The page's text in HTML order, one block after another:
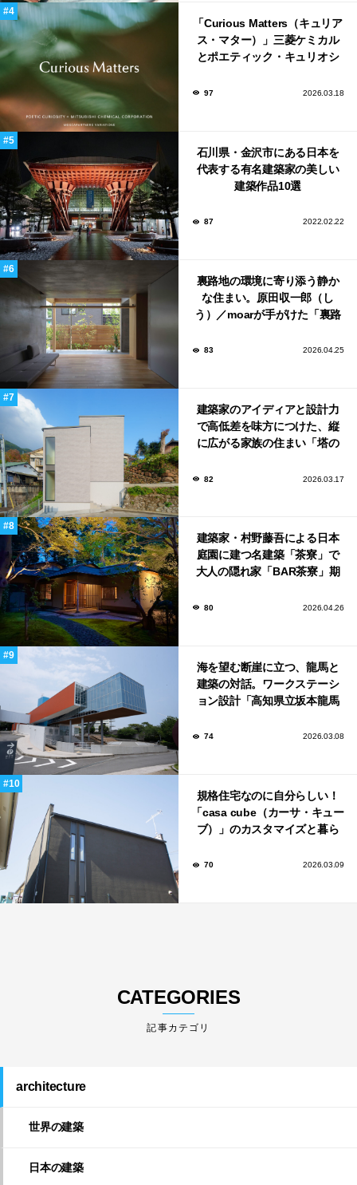
「Curious Matters（キュリア
ス・マター）」三菱ケミカル
とポエティック・キュリオシ
ンウィーク2026で初出展
97 2026.03.18
石川県・金沢市にある日本を
代表する有名建築家の美しい
建築作品10選
87 2022.02.22
裏路地の環境に寄り添う静か
な住まい。原田収一郎（し
う）／moarが手がけた「裏路
83 2026.04.25
建築家のアイディアと設計力
で高低差を味方につけた、縦
に広がる家族の住まい「塔の
82 2026.03.17
建築家・村野藤吾による日本
庭園に建つ名建築「茶寮」で
大人の隠れ家「BAR茶寮」期
80 2026.04.26
海を望む断崖に立つ、龍馬と
建築の対話。ワークステーシ
ョン設計「高知県立坂本龍馬
74 2026.03.08
規格住宅なのに自分らしい！
「casa cube（カーサ・キュー
ブ）」のカスタマイズと暮ら
70 2026.03.09
CATEGORIES
architecture
世界の建築
日本の建築